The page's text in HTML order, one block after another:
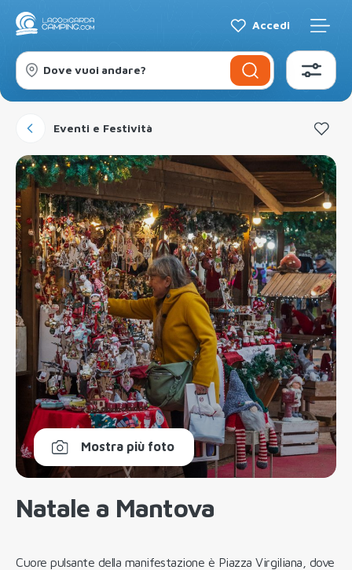
Accedi
Dove vuoi andare?
Eventi e Festività
Mostra più foto
Natale a Mantova
Cuore pulsante della manifestazione è Piazza Virgiliana, dove